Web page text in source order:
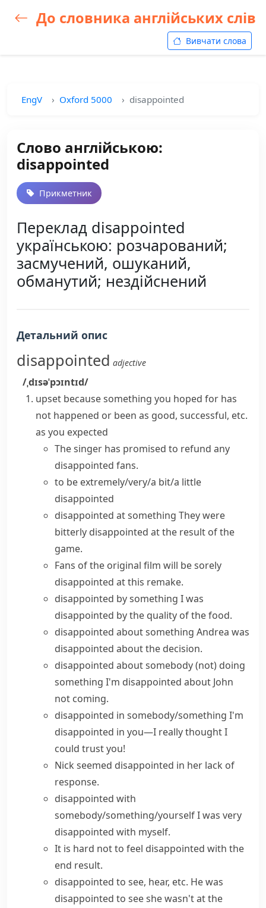
До словника англійських слів
Вивчати слова
EngV Oxford 5000 disappointed
Слово англійською:
disappointed
Прикметник
Переклад disappointed
українською: розчарований;
засмучений, ошуканий,
обманутий; нездійснений
Детальний опис
disappointed adjective
/ˌdɪsəˈpɔɪntɪd/
upset because something you hoped for has
not happened or been as good, successful, etc.
as you expected
The singer has promised to refund any
disappointed fans.
to be extremely/very/a bit/a little
disappointed
disappointed at something They were
bitterly disappointed at the result of the
game.
Fans of the original film will besorely
disappointed at this remake.
disappointed by something I was
disappointed by the quality of the food.
disappointed about something Andrea was
disappointed about the decision.
disappointed about somebody (not) doing
something I'm disappointed about John
not coming.
disappointed in somebody/something I'm
disappointed in you—I really thought I
could trust you!
Nick seemed disappointed in her lack of
response.
disappointed with
somebody/something/yourselfI was very
disappointed with myself.
It is hard not to feel disappointed with the
end result.
disappointed to see, hear, etc. He was
disappointed to see she wasn't at the